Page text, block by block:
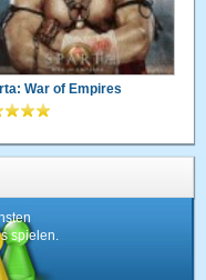
War of Empires
spielen.